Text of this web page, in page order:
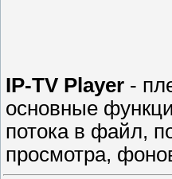
IP-TV Player -
основные
потока в файл,
просмотра,